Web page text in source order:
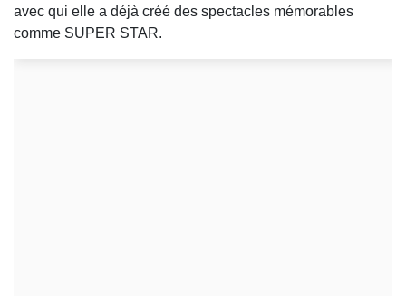
avec qui elle a déjà créé des spectacles mémorables
comme SUPER STAR.